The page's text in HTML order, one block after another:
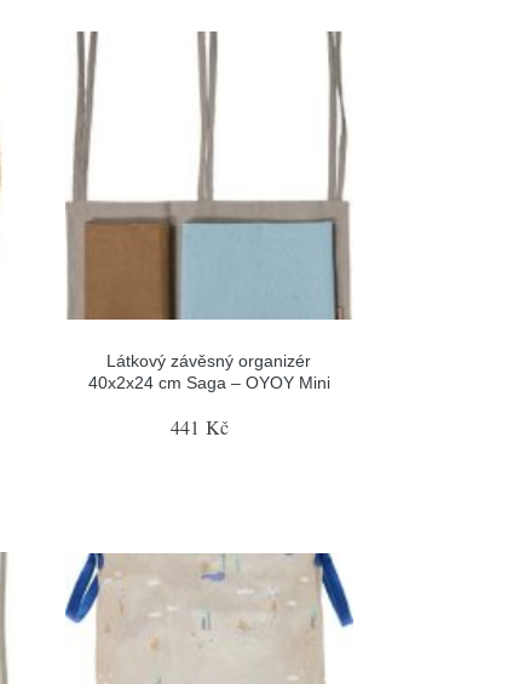
Látkový závěsný organizér
40x2x24 cm Saga – OYOY Mini
441 Kč